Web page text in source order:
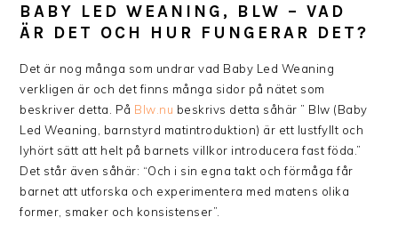
BABY LED WEANING, BLW – VAD
ÄR DET OCH HUR FUNGERAR DET?
Det är nog många som undrar vad Baby Led Weaning
verkligen är och det finns många sidor på nätet som
beskriver detta. På Blw.nu beskrivs detta såhär ” Blw (Baby
Led Weaning, barnstyrd matintroduktion) är ett lustfyllt och
lyhört sätt att helt på barnets villkor introducera fast föda.”
Det står även såhär: “Och i sin egna takt och förmåga får
barnet att utforska och experimentera med matens olika
former, smaker och konsistenser”.